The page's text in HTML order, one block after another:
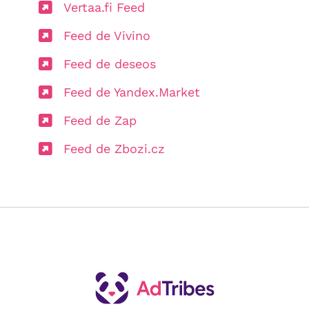
Vertaa.fi Feed
Feed de Vivino
Feed de deseos
Feed de Yandex.Market
Feed de Zap
Feed de Zbozi.cz